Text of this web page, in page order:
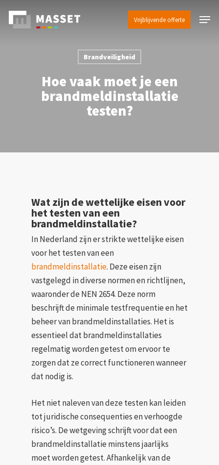
Vrijblijvende offerte Menu
Brandveiligheid
Hoe vaak moet je een
brandmeldinstallatie
testen?
Wat zijn de wettelijke eisen voor
het testen van een
brandmeldinstallatie?
In Nederland zijn er strikte wettelijke eisen
voor het testen van een
brandmeldinstallatie. Deze eisen zijn
vastgelegd in diverse normen en richtlijnen,
waaronder de NEN 2654. Deze norm
beschrijft de minimale testfrequentie en het
beheer van brandmeldinstallaties. Het is
essentieel dat brandmeldinstallaties
regelmatig worden getest om ervoor te
zorgen dat ze correct functioneren wanneer
dat nodig is.
Het niet naleven van deze testen kan leiden
tot juridische consequenties en verhoogde
risico’s. De wetgeving schrijft voor dat een
brandmeldinstallatie minstens jaarlijks
moet worden getest. Afhankelijk van de